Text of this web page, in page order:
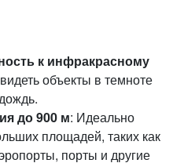
к инфракрасному
объекты в темноте
до 900 м: Идеально
площадей, таких как
порты и другие